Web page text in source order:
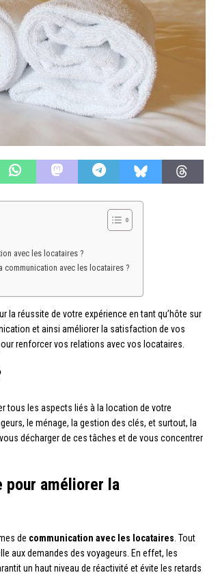
avec les locataires ?
avec les locataires ?
réussite de votre expérience en tant qu’hôte sur
et ainsi améliorer la satisfaction de vos
renforcer vos relations avec vos locataires.
tous les aspects liés à la location de votre
le ménage, la gestion des clés, et surtout, la
décharger de ces tâches et de vous concentrer
pour améliorer la
de communication avec les locataires . Tout
aux demandes des voyageurs. En effet, les
un haut niveau de réactivité et évite les retards